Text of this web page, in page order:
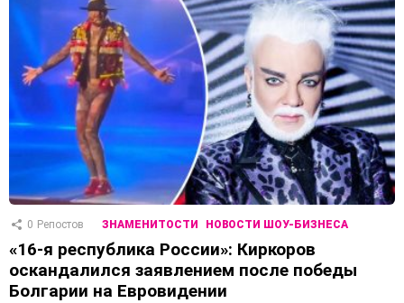
0 Репостов ЗНАМЕНИТОСТИ НОВОСТИ ШОУ-БИЗНЕСА
«16-я республика России»: Киркоров
оскандалился заявлением после победы
Болгарии на Евровидении